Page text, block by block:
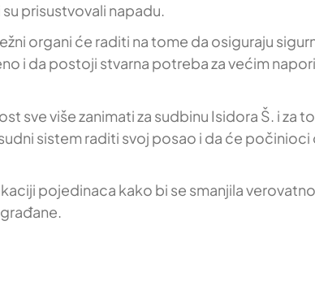
prisustvovali napadu.
organi će raditi na tome da osiguraju
i da postoji stvarna potreba za većim
više zanimati za sudbinu Isidora Š. i za
sistem raditi svoj posao i da će
pojedinaca kako bi se smanjila